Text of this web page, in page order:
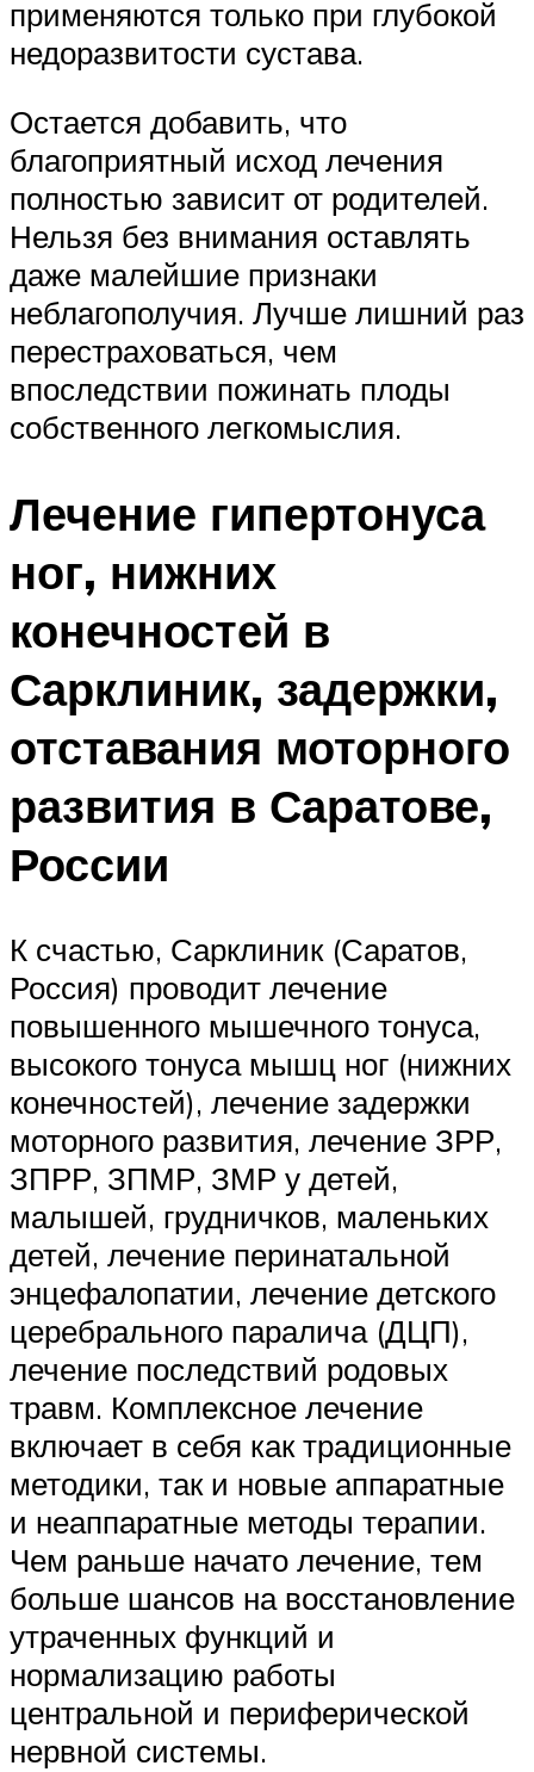
применяются только при глубокой
недоразвитости сустава.
Остается добавить, что
благоприятный исход лечения
полностью зависит от родителей.
Нельзя без внимания оставлять
даже малейшие признаки
неблагополучия. Лучше лишний раз
перестраховаться, чем
впоследствии пожинать плоды
собственного легкомыслия.
Лечение гипертонуса
ног, нижних
конечностей в
Сарклиник, задержки,
отставания моторного
развития в Саратове,
России
К счастью, Сарклиник (Саратов,
Россия) проводит лечение
повышенного мышечного тонуса,
высокого тонуса мышц ног (нижних
конечностей), лечение задержки
моторного развития, лечение ЗРР,
ЗПРР, ЗПМР, ЗМР у детей,
малышей, грудничков, маленьких
детей, лечение перинатальной
энцефалопатии, лечение детского
церебрального паралича (ДЦП),
лечение последствий родовых
травм. Комплексное лечение
включает в себя как традиционные
методики, так и новые аппаратные
и неаппаратные методы терапии.
Чем раньше начато лечение, тем
больше шансов на восстановление
утраченных функций и
нормализацию работы
центральной и периферической
нервной системы.